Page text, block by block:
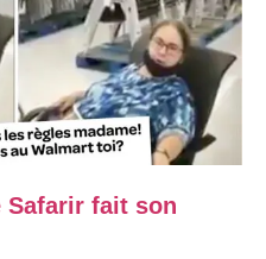
Safarir fait son